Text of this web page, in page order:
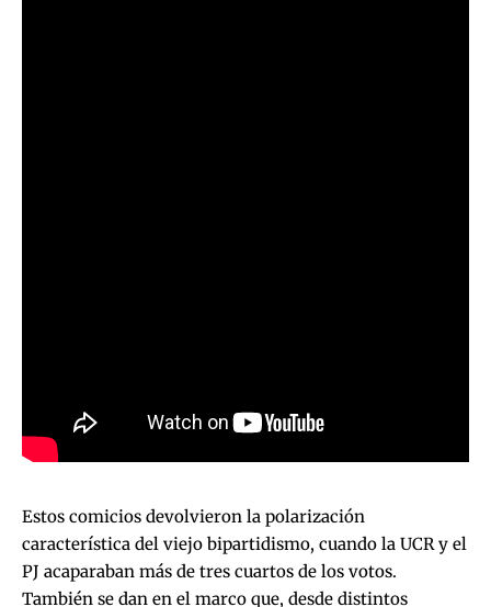
Estos comicios devolvieron la polarización
característica del viejo bipartidismo, cuando la UCR y el
PJ acaparaban más de tres cuartos de los votos.
También se dan en el marco que, desde distintos